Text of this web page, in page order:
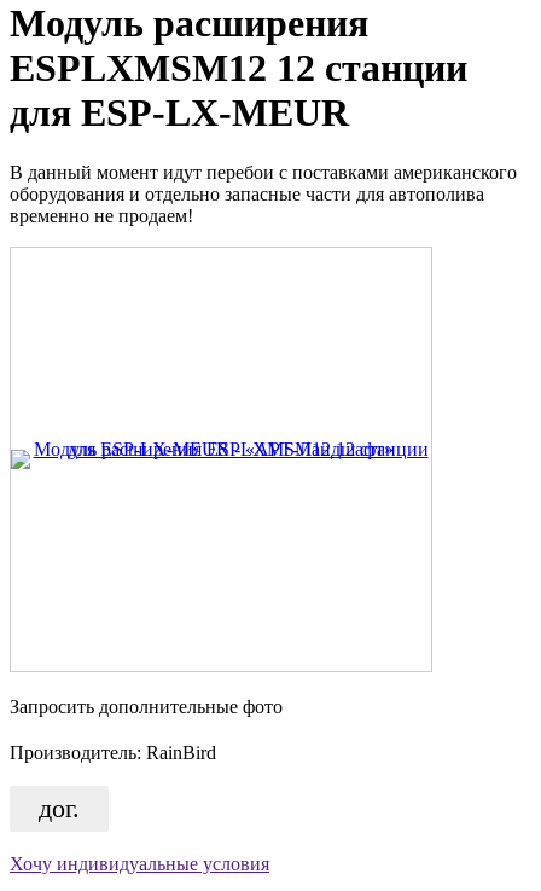
Модуль расширения
ESPLXMSM12 12 станции
для ESP-LX-MEUR
В данный момент идут перебои с поставками американского
оборудования и отдельно запасные части для автополива
временно не продаем!
Запросить дополнительные фото
Производитель: RainBird
дог.
Хочу индивидуальные условия